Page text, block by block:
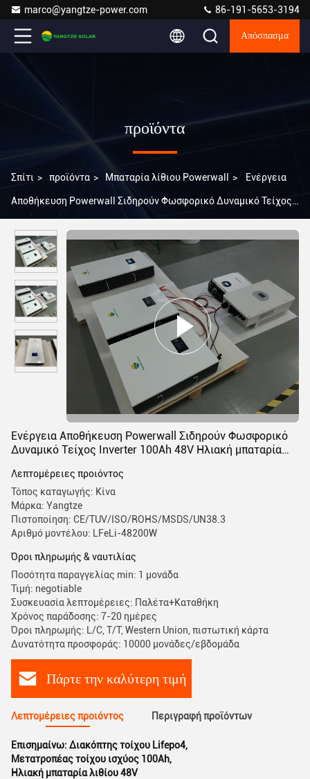
marco@yangtze-power.com 86-191-5653-3194
Απόσπασμα
προϊόντα
Σπίτι > προϊόντα > Μπαταρία λίθιου Powerwall > Ενέργεια
Αποθήκευση Powerwall Σιδηρούν Φωσφορικό Δυναμικό Τείχος
Lifepo4
Ενέργεια Αποθήκευση Powerwall Σιδηρούν Φωσφορικό
Δυναμικό Τείχος Inverter 100Ah 48V Ηλιακή μπαταρία
Λεπτομέρειες προιόντος
Τόπος καταγωγής: Κίνα
Μάρκα: Yangtze
Πιστοποίηση: CE/TUV/ISO/ROHS/MSDS/UN38.3
Αριθμό μοντέλου: LFeLi-48200W
Όροι πληρωμής & ναυτιλίας
Ποσότητα παραγγελίας min: 1 μονάδα
Τιμή: negotiable
Συσκευασία λεπτομέρειες: Παλέτα+Καταθήκη
Χρόνος παράδοσης: 7-20 ημέρες
Όροι πληρωμής: L/C, T/T, Western Union, πιστωτική κάρτα
Δυνατότητα προσφοράς: 10000 μονάδες/εβδομάδα
Πάρτε την καλύτερη τιμή
Λεπτομέρειες προιόντος Περιγραφή προϊόντων
Επισημαίνω: Διακόπτης τοίχου Lifepo4,
Μετατροπέας τοίχου ισχύος 100Ah,
Ηλιακή μπαταρία λιθίου 48V